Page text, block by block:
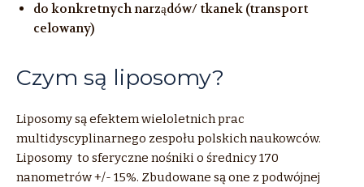
do konkretnych narządów/ tkanek (transport
celowany)
Czym są liposomy?
Liposomy są efektem wieloletnich prac
multidyscyplinarnego zespołu polskich naukowców.
Liposomy to sferyczne nośniki o średnicy 170
nanometrów +/- 15%. Zbudowane są one z podwójnej